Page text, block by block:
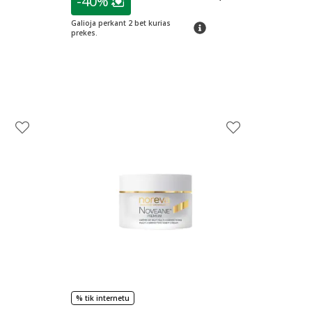
Lojalumo klubo narių nuolaida
Galioja perkant 2 bet kurias
prekes.
patarimas
% tik internetu